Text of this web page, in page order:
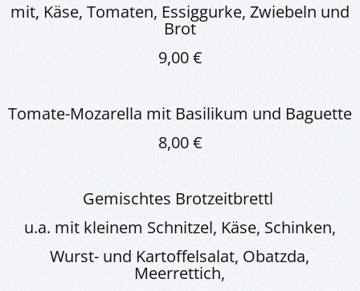
mit, Käse, Tomaten, Essiggurke, Zwiebeln und
Brot
9,00 €
Tomate-Mozarella mit Basilikum und Baguette
8,00 €
Gemischtes Brotzeitbrettl
u.a. mit kleinem Schnitzel, Käse, Schinken,
Wurst- und Kartoffelsalat, Obatzda,
Meerrettich,